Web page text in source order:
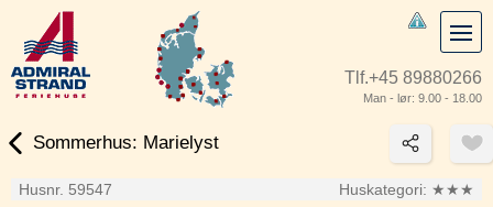
Tlf.+45 89880266
Man - lør: 9.00 - 18.00
Sommerhus: Marielyst
Husnr. 59547 Huskategori: ★★★